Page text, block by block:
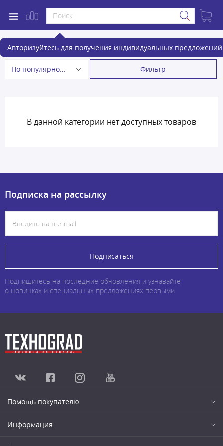
Авторизуйтесь для получения индивидуальных предложений
Разветвители прикуривателя
По популярности Фильтр
В данной категории нет доступных товаров
Подписка на рассылку
Подписаться
Подпишитесь на последние обновления и узнавайте
о новинках и специальных предложениях первыми
Помощь покупателю
Информация